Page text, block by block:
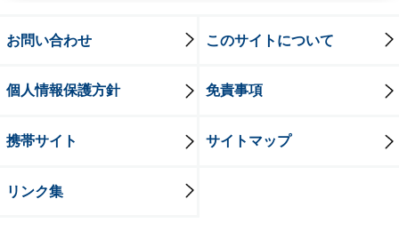
お問い合わせ このサイトについて
個人情報保護方針 免責事項
携帯サイト サイトマップ
リンク集